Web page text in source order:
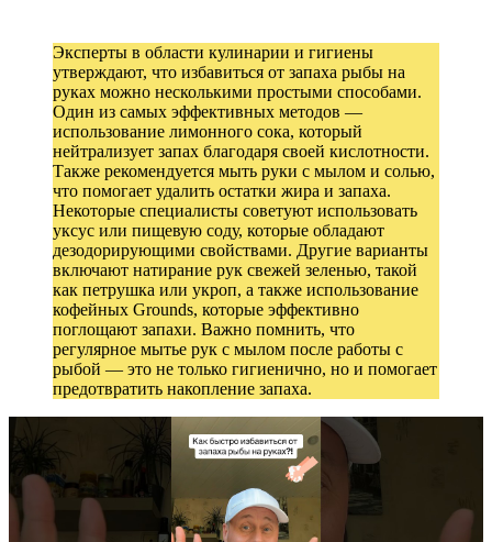
Эксперты в области кулинарии и гигиены
утверждают, что избавиться от запаха рыбы на
руках можно несколькими простыми способами.
Один из самых эффективных методов —
использование лимонного сока, который
нейтрализует запах благодаря своей кислотности.
Также рекомендуется мыть руки с мылом и солью,
что помогает удалить остатки жира и запаха.
Некоторые специалисты советуют использовать
уксус или пищевую соду, которые обладают
дезодорирующими свойствами. Другие варианты
включают натирание рук свежей зеленью, такой
как петрушка или укроп, а также использование
кофейных Grounds, которые эффективно
поглощают запахи. Важно помнить, что
регулярное мытье рук с мылом после работы с
рыбой — это не только гигиенично, но и помогает
предотвратить накопление запаха.